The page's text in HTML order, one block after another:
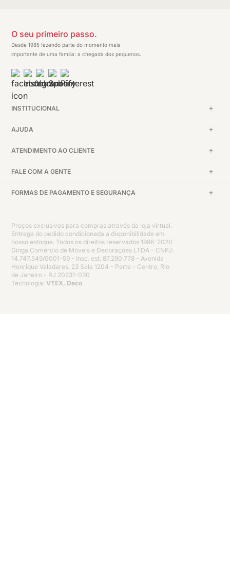
O seu primeiro passo.
Desde 1985 fazendo parte do momento mais
importante de uma família: a chegada dos pequenos.
INSTITUCIONAL
AJUDA
ATENDIMENTO AO CLIENTE
FALE COM A GENTE
FORMAS DE PAGAMENTO E SEGURANÇA
Preços exclusivos para compras através da loja virtual.
Entrega do pedido condicionada a disponibilidade em
nosso estoque. Todos os direitos reservados 1996-2020
Ginga Comércio de Móveis e Decorações LTDA - CNPJ:
14.747.549/0001-59 - Insc. est: 87.290.778 - Avenida
Henrique Valadares, 23 Sala 1204 - Parte - Centro, Rio
de Janeiro - RJ 20231-030
Tecnologia: VTEX, Deco